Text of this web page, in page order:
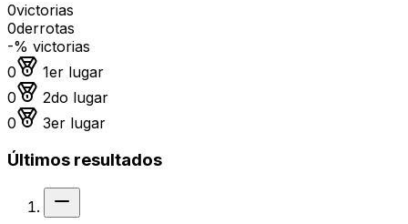
0victorias
0derrotas
-% victorias
0
Medalla de oro
1er lugar
0
Medalla de plata
2do lugar
0
Medalla de bronce
3er lugar
Últimos resultados